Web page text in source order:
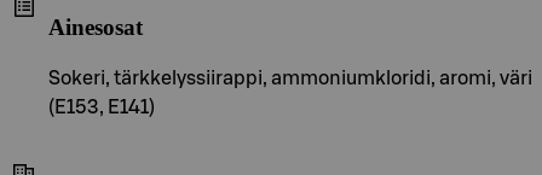
Ainesosat
Sokeri, tärkkelyssiirappi, ammoniumkloridi, aromi, väri
(E153, E141)